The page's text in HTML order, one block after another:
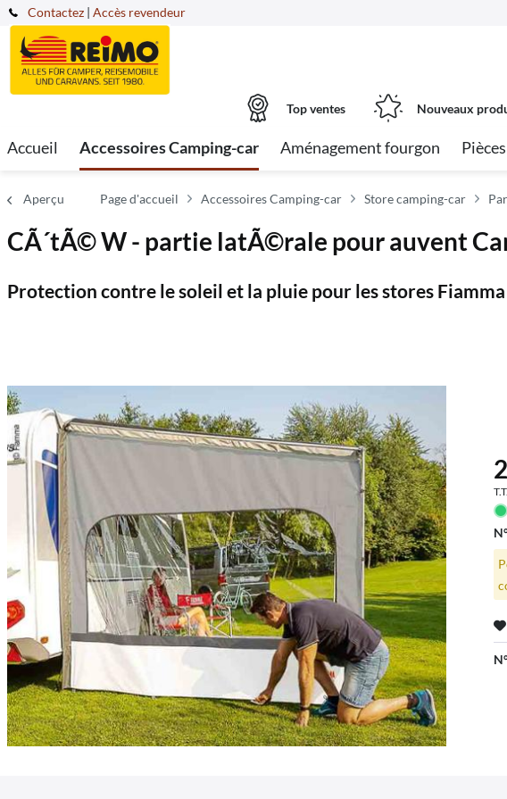
Contactez | Accès revendeur
Top ventes Nouveaux
Accueil Accessoires Camping-car Aménagement fourgon
Aperçu Page d'accueil Accessoires Camping-car Store camping-car
CÃ´tÃ© W - partie latÃ©rale pour auvent
Protection contre le soleil et la pluie pour les stores Fiamma